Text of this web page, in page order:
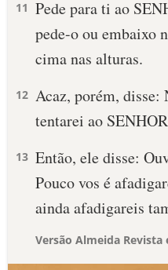
11 Pede para ti ao
pede-o ou embaixo
cima nas alturas.
12 Acaz, porém, disse:
tentarei ao
13 Então, ele disse:
Pouco vos é
ainda afadigareis
Versão Almeida Revista